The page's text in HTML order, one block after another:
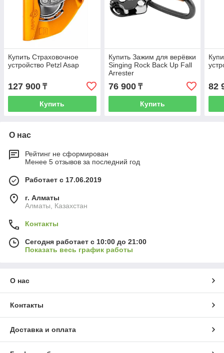
Купить Страховочное
устройство Petzl Asap
127 900 ₸
Купить
Купить Зажим для верёвки
Singing Rock Back Up Fall
Arrester
76 900₸
Купить
82
О нас
Рейтинг не сформирован
Менее 5 отзывов за последний год
Работает с 17.06.2019
г. Алматы
Алматы, Казахстан
Контакты
Сегодня работает с 10:00 до 21:00
Показать весь график работы
О нас
Контакты
Доставка и оплата